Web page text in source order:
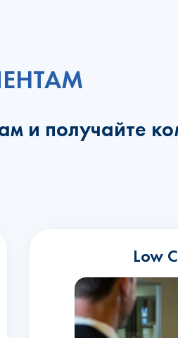
и получайте
Low